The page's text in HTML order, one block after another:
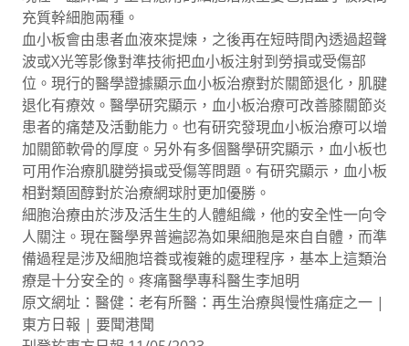
充質幹細胞兩種。
血小板會由患者血液來提煉，之後再在短時間內透過超聲
波或X光等影像對準技術把血小板注射到勞損或受傷部
位。現行的醫學證據顯示血小板治療對於關節退化，肌腱
退化有療效。醫學研究顯示，血小板治療可改善膝關節炎
患者的痛楚及活動能力。也有研究發現血小板治療可以增
加關節軟骨的厚度。另外有多個醫學研究顯示，血小板也
可用作治療肌腱勞損或受傷等問題。有研究顯示，血小板
相對類固醇對於治療網球肘更加優勝。
細胞治療由於涉及活生生的人體組織，他的安全性一向令
人關注。現在醫學界普遍認為如果細胞是來自自體，而準
備過程是涉及細胞培養或複雜的處理程序，基本上這類治
療是十分安全的。疼痛醫學專科醫生李旭明
原文網址：醫健：老有所醫：再生治療與慢性痛症之一 |
東方日報 | 要聞港聞